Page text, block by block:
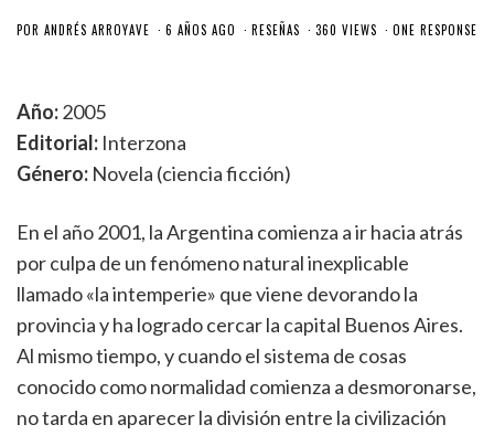
POR ANDRÉS ARROYAVE 6 AÑOS AGO RESEÑAS 360 VIEWS ONE RESPONSE
Año:2005
Editorial: Interzona
Género: Novela (ciencia ficción)
En el año 2001, la Argentina comienza a ir hacia atrás
por culpa de un fenómeno natural inexplicable
llamado «la intemperie» que viene devorando la
provincia y ha logrado cercar la capital Buenos Aires.
Al mismo tiempo, y cuando el sistema de cosas
conocido como normalidad comienza a desmoronarse,
no tarda en aparecer la división entre la civilización